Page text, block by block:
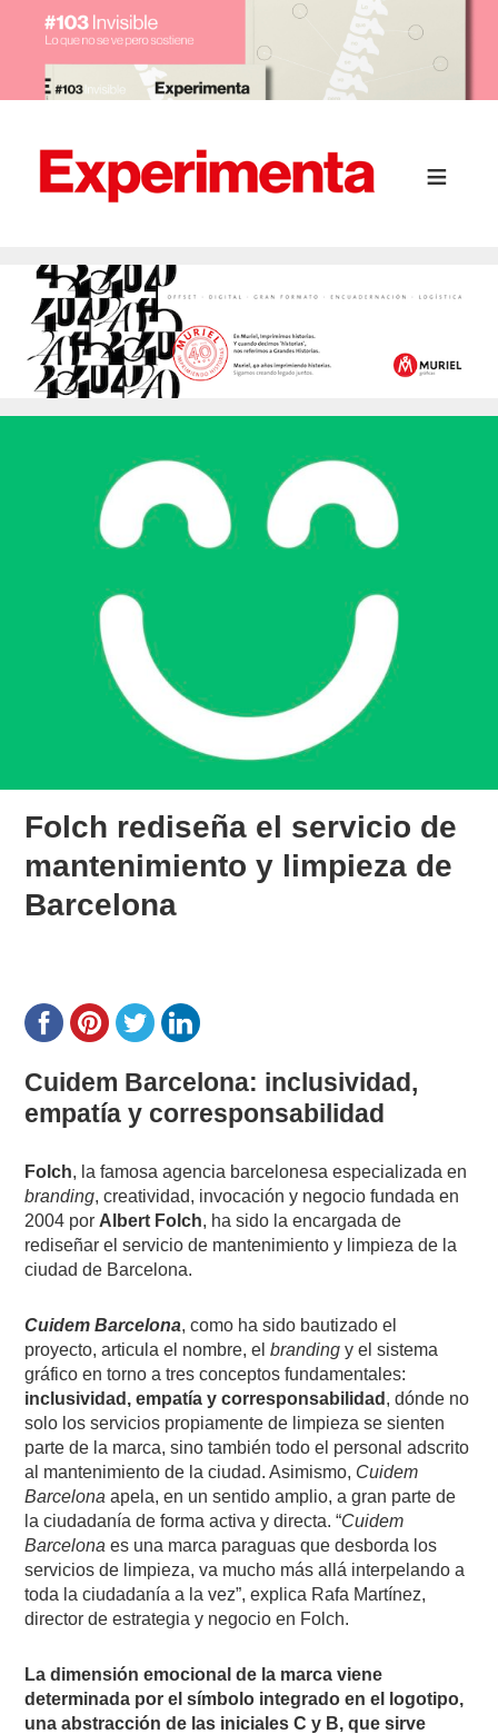
Folch rediseña el servicio de
mantenimiento y limpieza de
Barcelona
Cuidem Barcelona: inclusividad,
empatía y corresponsabilidad
Folch, la famosa agencia barcelonesa especializada en
branding, creatividad, invocación y negocio fundada en
2004 por Albert Folch, ha sido la encargada de
rediseñar el servicio de mantenimiento y limpieza de la
ciudad de Barcelona.
Cuidem Barcelona, como ha sido bautizado el
proyecto, articula el nombre, elbranding y el sistema
gráfico en torno a tres conceptos fundamentales:
inclusividad, empatía y corresponsabilidad , dónde no
solo los servicios propiamente de limpieza se sienten
parte de la marca, sino también todo el personal adscrito
al mantenimiento de la ciudad. Asimismo, Cuidem
Barcelona apela, en un sentido amplio, a gran parte de
la ciudadanía de forma activa y directa. “Cuidem
Barcelona es una marca paraguas que desborda los
servicios de limpieza, va mucho más allá interpelando a
toda la ciudadanía a la vez”, explica Rafa Martínez,
director de estrategia y negocio en Folch.
La dimensión emocional de la marca viene
determinada por el símbolo integrado en el logotipo,
una abstracción de las iniciales C y B, que sirve